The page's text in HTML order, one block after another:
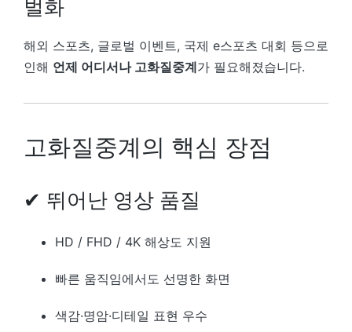
벌화
해외 스포츠, 글로벌 이벤트, 국제 e스포츠 대회 등으로
인해 언제 어디서나 고화질중계가 필요해졌습니다.
고화질중계의 핵심 장점
✔ 뛰어난 영상 품질
HD / FHD / 4K 해상도 지원
빠른 움직임에서도 선명한 화면
색감·명암·디테일 표현 우수